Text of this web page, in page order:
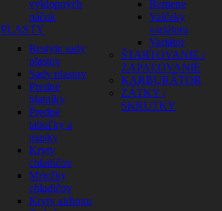
výklopných
páčok
PLASTY
Restyle sady
plastov
Sady plastov
Predné
blatníky
Predné
tabuľky a
masky
Kryty
chladičov
Mriežky
chladičov
Kryty airboxu
Remene
Valčeky
variátora
Variátor
ŠTARTOVANIE /
ZAPAĽOVANIE
KARBURÁTOR
ZÁTKY /
SKRUTKY